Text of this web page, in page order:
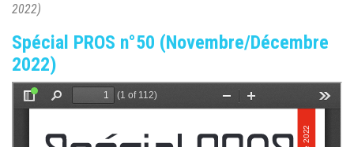
2022)
Spécial PROS n°50 (Novembre/Décembre
2022)